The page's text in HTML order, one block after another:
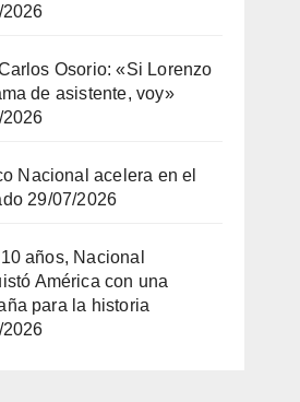
Osorio: «Si Lorenzo
de asistente, voy»
2026
Nacional acelera en el
29/07/2026
años, Nacional
América con una
para la historia
2026